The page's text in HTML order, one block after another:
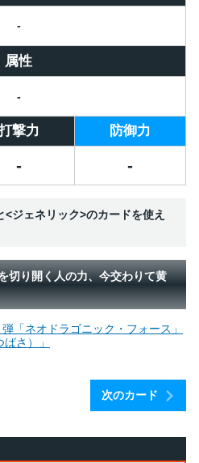
-
属性
-
撃力 防御力
- -
ジェネリック>のカードを使え
切り開く人の力、今交わりて黄
「ネオドラゴニック・フォース」
さ）」
次のカード